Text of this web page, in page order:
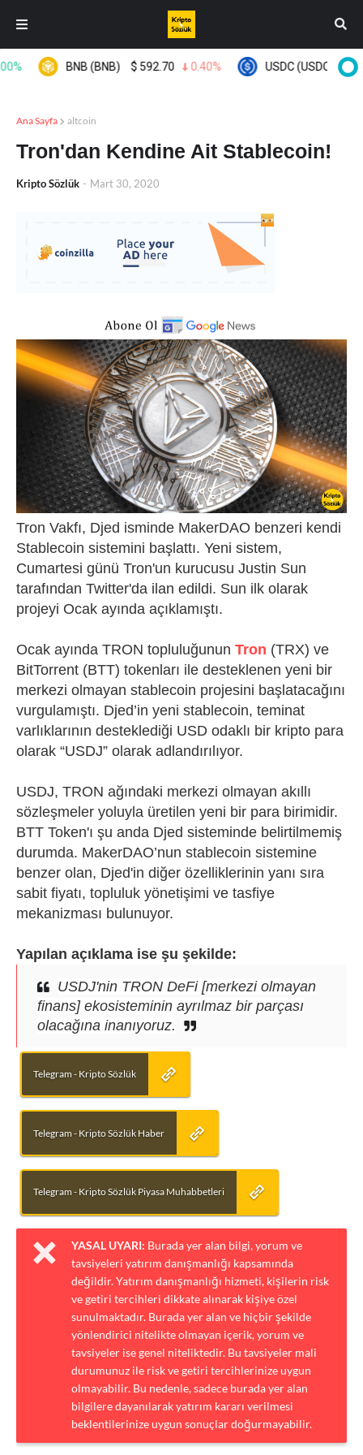
BNB (BNB) $ 592.70 0.40% USDC (USDC) $
Ana Sayfa altcoin
Tron'dan Kendine Ait Stablecoin!
Kripto Sözlük - Mart 30, 2020
Tron Vakfı, Djed isminde MakerDAO benzeri kendi
Stablecoin sistemini başlattı. Yeni sistem,
Cumartesi günü Tron'un kurucusu Justin Sun
tarafından Twitter'da ilan edildi. Sun ilk olarak
projeyi Ocak ayında açıklamıştı.
Ocak ayında TRON topluluğunun Tron (TRX) ve
BitTorrent (BTT) tokenları ile desteklenen yeni bir
merkezi olmayan stablecoin projesini başlatacağını
vurgulamıştı. Djed’in yeni stablecoin, teminat
varlıklarının desteklediği USD odaklı bir kripto para
olarak “USDJ” olarak adlandırılıyor.
USDJ, TRON ağındaki merkezi olmayan akıllı
sözleşmeler yoluyla üretilen yeni bir para birimidir.
BTT Token'ı şu anda Djed sisteminde belirtilmemiş
durumda. MakerDAO’nun stablecoin sistemine
benzer olan, Djed'in diğer özelliklerinin yanı sıra
sabit fiyatı, topluluk yönetişimi ve tasfiye
mekanizması bulunuyor.
Yapılan açıklama ise şu şekilde:
USDJ'nin TRON DeFi [merkezi olmayan
finans] ekosisteminin ayrılmaz bir parçası
olacağına inanıyoruz.
Telegram - Kripto Sözlük
Telegram - Kripto Sözlük Haber
Telegram - Kripto Sözlük Piyasa Muhabbetleri
YASAL UYARI: Burada yer alan bilgi, yorum ve
tavsiyeleri yatırım danışmanlığı kapsamında
değildir. Yatırım danışmanlığı hizmeti, kişilerin risk
ve getiri tercihleri dikkate alınarak kişiye özel
sunulmaktadır. Burada yer alan ve hiçbir şekilde
yönlendirici nitelikte olmayan içerik, yorum ve
tavsiyeler ise genel niteliktedir. Bu tavsiyeler mali
durumunuz ile risk ve getiri tercihlerinize uygun
olmayabilir. Bu nedenle, sadece burada yer alan
bilgilere dayanılarak yatırım kararı verilmesi
beklentilerinize uygun sonuçlar doğurmayabilir.